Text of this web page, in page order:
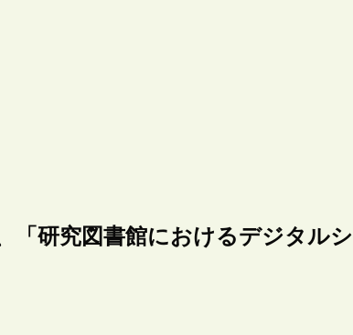
「研究図書館におけるデジタルシ